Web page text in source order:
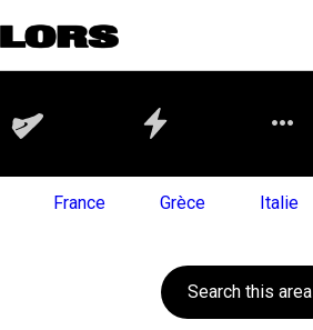
France Grèce Italie
Search this area